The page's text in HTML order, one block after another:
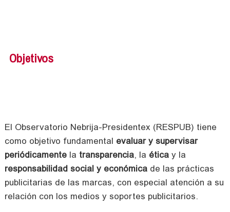
Objetivos
El Observatorio Nebrija-Presidentex (RESPUB) tiene
como objetivo fundamental evaluar y supervisar
periódicamentela transparencia, la éticay la
responsabilidad social y económicade las prácticas
publicitarias de las marcas, con especial atención a su
relación con los medios y soportes publicitarios.